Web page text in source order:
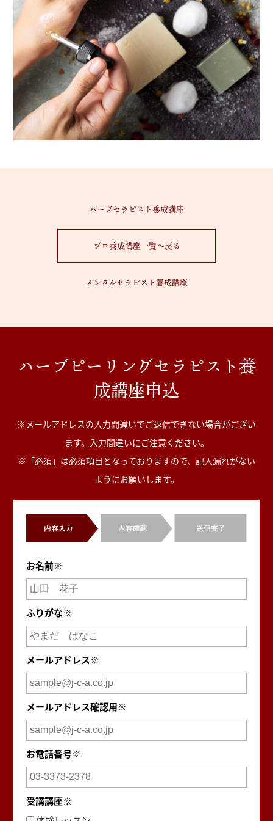
ハーブセラピスト養成講座
プロ養成講座一覧へ戻る
メンタルセラピスト養成講座
ハーブピーリングセラピスト養
成講座申込
※メールアドレスの入力間違いでご返信できない場合がござい
ます。入力間違いにご注意ください。
※「必須」は必須項目となっておりますので、記入漏れがない
ようにお願いします。
お名前※
ふりがな※
メールアドレス※
メールアドレス確認用※
お電話番号※
受講講座※